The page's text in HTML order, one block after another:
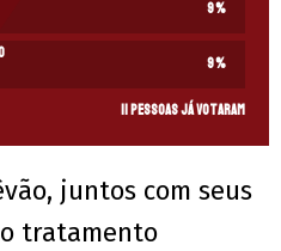
9%
9%
11 pessoas já votaram
juntos com seus
tratamento